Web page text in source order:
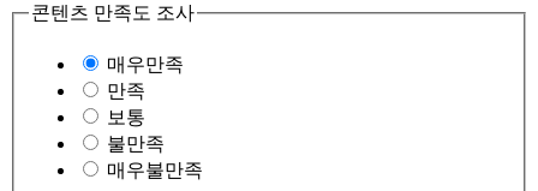
콘텐츠 만족도 조사
매우만족
만족
보통
불만족
매우불만족